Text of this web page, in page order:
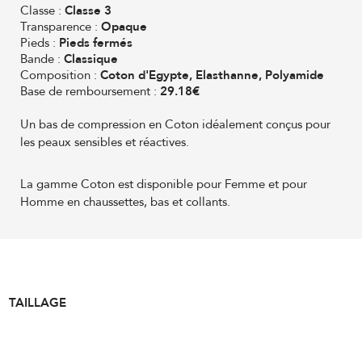
Classe : Classe 3
Transparence : Opaque
Pieds : Pieds fermés
Bande : Classique
Composition : Coton d'Egypte, Elasthanne, Polyamide
Base de remboursement : 29.18€
Un bas de compression en Coton idéalement conçus pour
les peaux sensibles et réactives.
La gamme Coton est disponible pour Femme et pour
Homme en chaussettes, bas et collants.
TAILLAGE